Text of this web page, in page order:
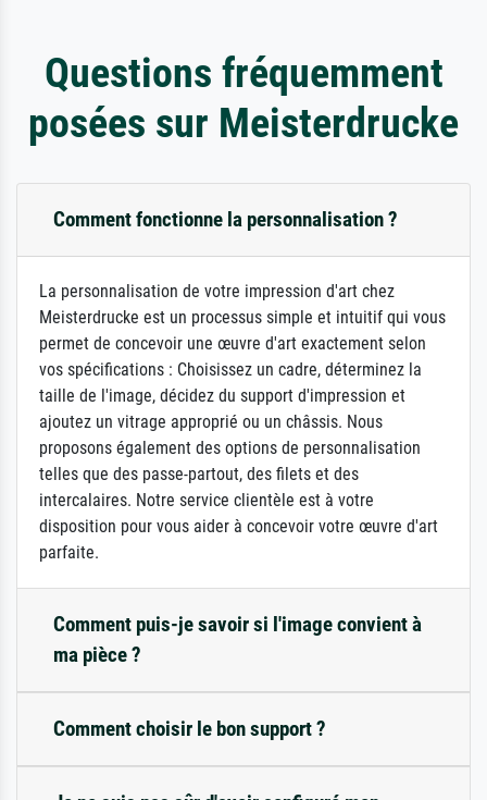
Questions fréquemment
posées sur Meisterdrucke
Comment fonctionne la personnalisation ?
La personnalisation de votre impression d'art chez
Meisterdrucke est un processus simple et intuitif qui vous
permet de concevoir une œuvre d'art exactement selon
vos spécifications : Choisissez un cadre, déterminez la
taille de l'image, décidez du support d'impression et
ajoutez un vitrage approprié ou un châssis. Nous
proposons également des options de personnalisation
telles que des passe-partout, des filets et des
intercalaires. Notre service clientèle est à votre
disposition pour vous aider à concevoir votre œuvre d'art
parfaite.
Comment puis-je savoir si l'image convient à
ma pièce ?
Comment choisir le bon support ?